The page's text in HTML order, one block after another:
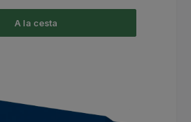
A la cesta
productos